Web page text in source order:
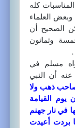
كله
العلماء
الصحيح أن
وثمانون
مسلم في
أن النبي
ذهب ولا
يوم القيامة
في نار جهنم
بردت أعيدت